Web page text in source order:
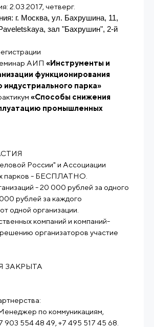
2.03.2017, четверг.
г. Москва, ул. Бахрушина, 11,
зал "Бахрушин", 2-й
АИП «Инструменты и
функционирования
парка»
«Способы снижения
промышленных
России" и Ассоциации
парков - БЕСПЛАТНО.
- 20 000 рублей за одного
рублей за каждого
одной организации.
компаний и компаний-
организаторов участие
ЗАКРЫТА
по коммуникациям,
903 554 48 49, +7 495 517 45 68.